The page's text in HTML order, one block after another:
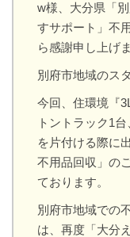
w様、大分県「
すサポート」不
ら感謝申し上げま
別府市地域のス
今回、住環境『
トントラック1
を片付ける際に
不用品回収」の
ております。
別府市地域での
は、再度「大分